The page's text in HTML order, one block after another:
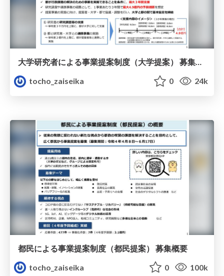
大学研究者による事業提案制度（大学提案） 募集概要
tocho_zaiseika
0 24k
都民による事業提案制度（都民提案） 募集概要
tocho_zaiseika
0 100k